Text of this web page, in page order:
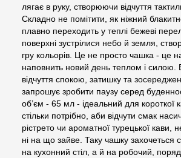
лягає в руку, створюючи відчуття
Складно не помітити, як ніжний
плавно переходить у теплі бежеві
поверхні зустрілися небо й земля,
гру кольорів. Це не просто чашка - це
наповнить новий день теплом і силою.
відчуття спокою, затишку та
запрошує зробити паузу серед
об’єм - 65 мл - ідеальний для короткої
стільки потрібно, аби відчути смак
рістрето чи ароматної турецької кави,
ні на що зайве. Таку чашку захочеться
на кухонний стіл, а й на робочий, поряд